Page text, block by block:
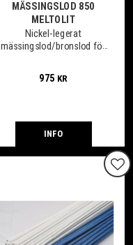
MÄSSINGSLOD 850
MELTOLIT
Nickel-legerat
mässingslod/bronslod för
i olegerat stål samt
kopparlegeringar.
975 KR
INFO